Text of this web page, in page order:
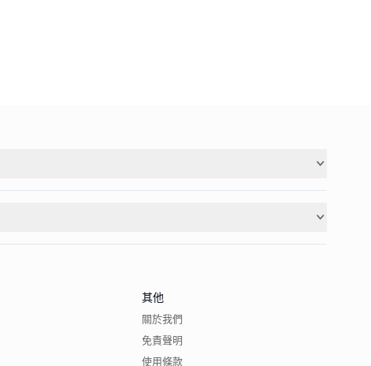
其他
關於我們
免責聲明
使用條款